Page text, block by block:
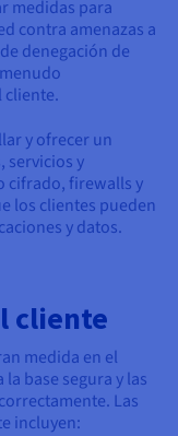
medidas para
contra amenazas a
denegación de
cliente.
y ofrecer un
servicios y
cifrado, firewalls y
los clientes pueden
y datos.
cliente
medida en el
base segura y las
Las
incluyen: